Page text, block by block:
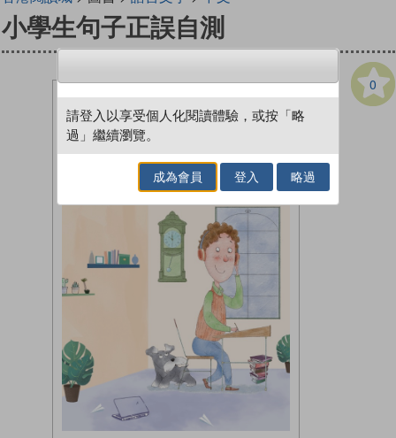
小學生句子正誤自測
0
請登入以享受個人化閱讀體驗，或按「略
過」繼續瀏覽。
成為會員 登入 略過